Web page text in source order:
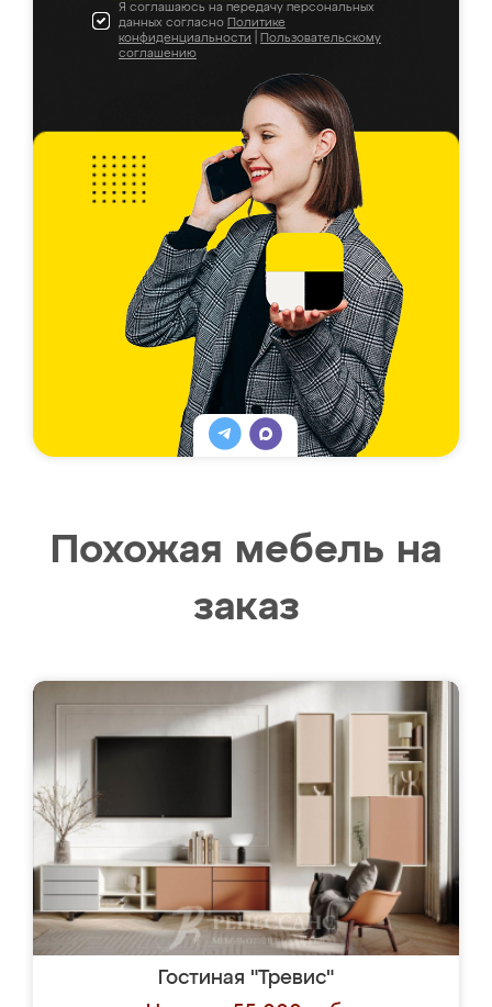
Я соглашаюсь на передачу персональных
данных согласно Политике
конфиденциальности
Пользовательскому
соглашению
Похожая мебель на
заказ
Гостиная "Тревис"